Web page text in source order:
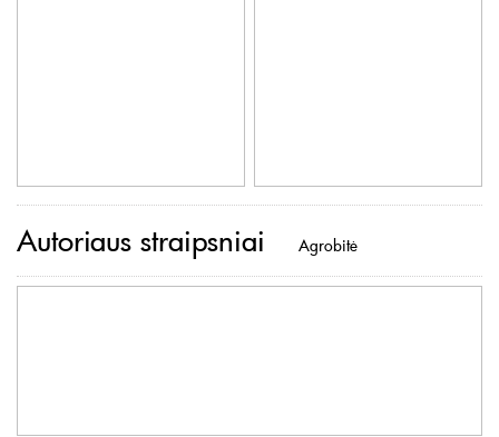
Autoriaus straipsniai Agrobitė